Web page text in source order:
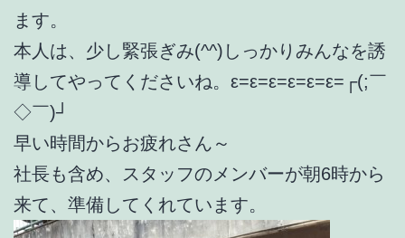
ます。
本人は、少し緊張ぎみ(^^)しっかりみんなを誘
導してやってくださいね。ε=ε=ε=ε=ε=ε=┌(;￣
◇￣)┘
早い時間からお疲れさん～
社長も含め、スタッフのメンバーが朝6時から
来て、準備してくれています。